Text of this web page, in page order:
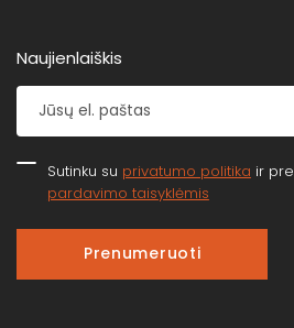
Naujienlaiškis
Sutinku su privatumo politika ir
pardavimo taisyklėmis
Prenumeruoti